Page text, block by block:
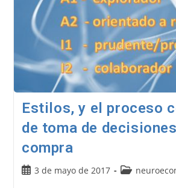
Estilos, y el proceso
de toma de
compra
Publicación
3 de mayo de 2017
Categoría